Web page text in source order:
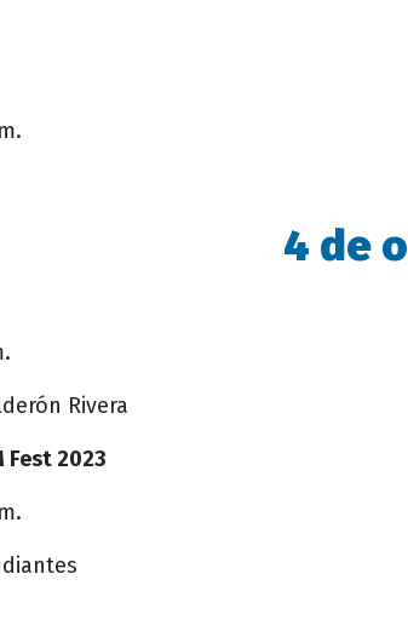
4 de
Rivera
Fest 2023